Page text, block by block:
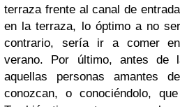
terraza frente al canal de
en la terraza, lo óptimo a no
contrario, sería ir a comer
verano. Por último, antes de
aquellas personas amantes
conozcan, o conociéndolo,